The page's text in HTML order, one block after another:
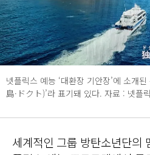
넷플릭스 예능 ‘대환장 기안장’에 소개
島·ドクト)’라 표기돼 있다. 자료 : 넷플
세계적인 그룹 방탄소년단의